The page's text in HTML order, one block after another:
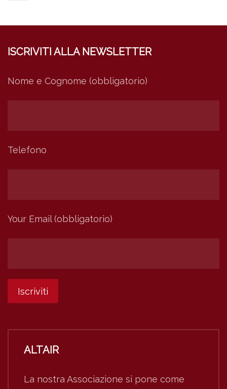
ISCRIVITI ALLA NEWSLETTER
Nome e Cognome (obbligatorio)
Telefono
Your Email (obbligatorio)
ALTAIR
La nostra Associazione si pone come